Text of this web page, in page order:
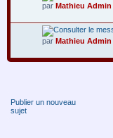
par Mathieu Admin
par Mathieu Admin
Publier un nouveau
sujet